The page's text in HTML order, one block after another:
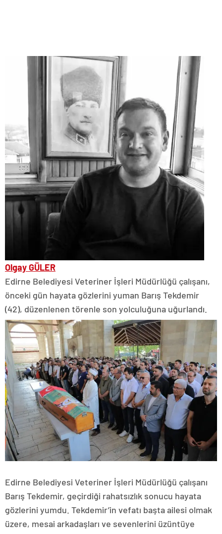
Olgay GÜLER
Edirne Belediyesi Veteriner İşleri Müdürlüğü çalışanı,
önceki gün hayata gözlerini yuman Barış Tekdemir
(42), düzenlenen törenle son yolculuğuna uğurlandı.
Edirne Belediyesi Veteriner İşleri Müdürlüğü çalışanı
Barış Tekdemir, geçirdiği rahatsızlık sonucu hayata
gözlerini yumdu. Tekdemir’in vefatı başta ailesi olmak
üzere, mesai arkadaşları ve sevenlerini üzüntüye